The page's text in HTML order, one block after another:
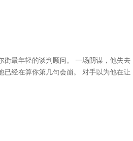
街最年轻的谈判顾问。 一场阴谋，他失去
经在算你第几句会崩。 对手以为他在让
争夺、国际并购…… 每一张谈判桌，都是